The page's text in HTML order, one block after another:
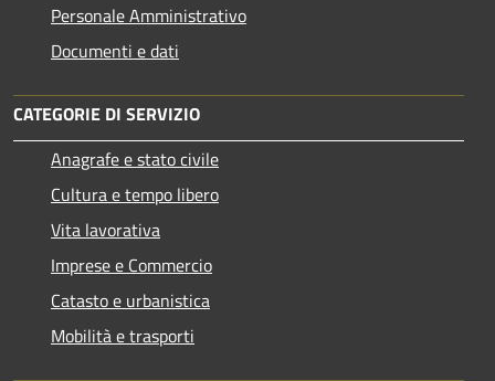
Personale Amministrativo
Documenti e dati
CATEGORIE DI SERVIZIO
Anagrafe e stato civile
Cultura e tempo libero
Vita lavorativa
Imprese e Commercio
Catasto e urbanistica
Mobilità e trasporti